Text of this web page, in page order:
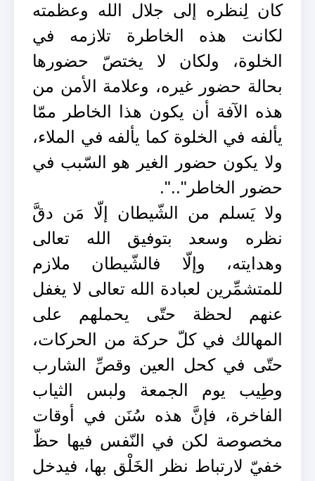
كان لِنظره إلى جلال الله وعظمته
لكانت هذه الخاطرة تلازمه في
الخلوة، ولكان لا يختصّ حضورها
بحالة حضور غيره، وعلامة الأمن من
هذه الآفة أن يكون هذا الخاطر ممّا
يألفه في الخلوة كما يألفه في الملاء،
ولا يكون حضور الغير هو السّبب في
حضور الخاطر"..".
ولا يَسلم من الشّيطان إلّا مَن دقَّ
نظره وسعد بتوفيق الله تعالى
وهدايته، وإلّا فالشّيطان ملازم
للمتشمِّرين لعبادة الله تعالى لا يغفل
عنهم لحظة حتّى يحملهم على
المهالك في كلّ حركة من الحركات،
حتّى في كحل العين وقصِّ الشارب
وطِيب يوم الجمعة ولبس الثياب
الفاخرة، فإنَّ هذه سُنَن في أوقات
مخصوصة لكن في النّفس فيها حظّ
خفيّ لارتباط نظر الخَلْق بها، فيدخل